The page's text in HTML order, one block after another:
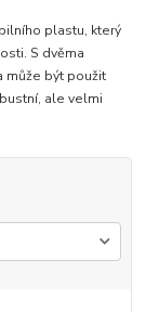
plastu, který
S dvěma
může být použit
ale velmi